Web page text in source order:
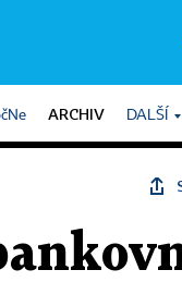
ARCHIV DALŠÍ